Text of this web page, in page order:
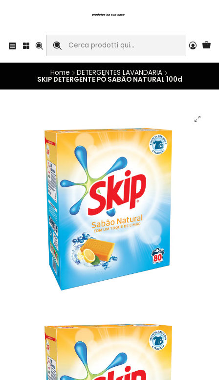
Home DETERGENTES LAVANDARIA
SKIP DETERGENTE PÓ SABÃO NATURAL 100d